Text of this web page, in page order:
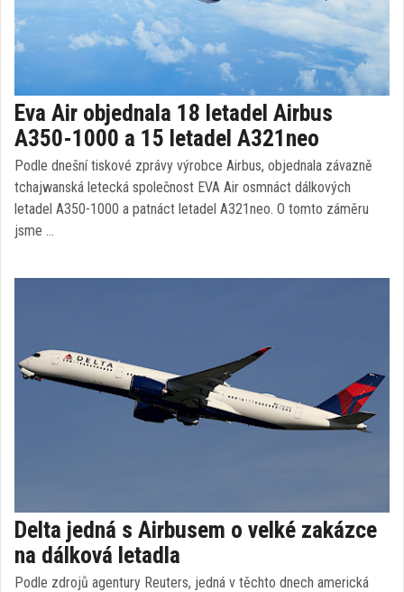
Eva Air objednala 18 letadel Airbus
A350-1000 a 15 letadel A321neo
Podle dnešní tiskové zprávy výrobce Airbus, objednala závazně
tchajwanská letecká společnost EVA Air osmnáct dálkových
letadel A350-1000 a patnáct letadel A321neo. O tomto záměru
jsme …
Delta jedná s Airbusem o velké zakázce
na dálková letadla
Podle zdrojů agentury Reuters, jedná v těchto dnech americká